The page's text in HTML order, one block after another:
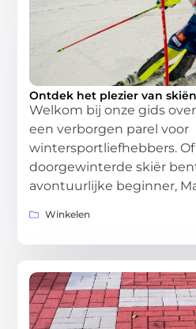
Ontdek het plezier van
Welkom bij onze gids
een verborgen parel voor
wintersportliefhebbers.
doorgewinterde skiër
avontuurlijke beginner,
Winkelen